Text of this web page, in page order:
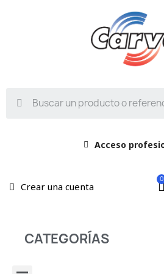
Acceso
Crear una cuenta
CATEGORÍAS